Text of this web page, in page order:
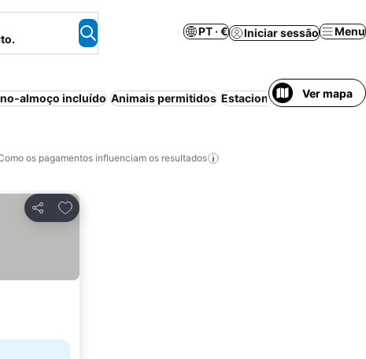
PT · € Iniciar sessão Menu
almoço incluído Animais permitidos EstacionamentoVer mapa
os pagamentos influenciam os resultados
Partilhar
Adicionar aos favoritos